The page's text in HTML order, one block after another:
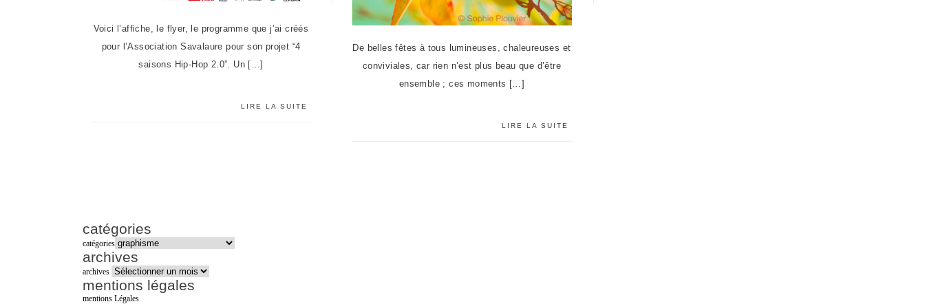
Voici l’affiche, le flyer, le programme que j’ai créés
pour l’Association Savalaure pour son projet “4
saisons Hip-Hop 2.0”. Un […]
LIRE LA SUITE
De belles fêtes à tous lumineuses, chaleureuses et
conviviales, car rien n’est plus beau que d’être
ensemble ; ces moments […]
LIRE LA SUITE
catégories
catégories
archives
archives
mentions légales
mentions Légales